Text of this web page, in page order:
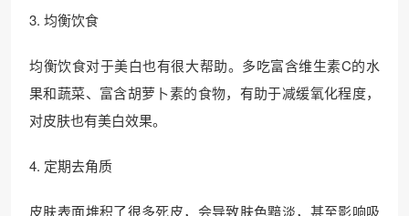
3. 均衡饮食
均衡饮食对于美白也有很大帮助。多吃富含维生素C的水
果和蔬菜、富含胡萝卜素的食物，有助于减缓氧化程度，
对皮肤也有美白效果。
4. 定期去角质
皮肤表面堆积了很多死皮，会导致肤色黯淡，甚至影响吸